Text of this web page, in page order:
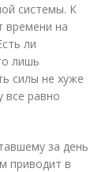
системы. К
времени на
ли
лишь
силы не хуже
все равно
за день
приводит в